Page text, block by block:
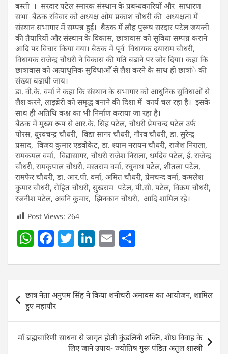
बस्ती । सरदार पटेल स्मारक संस्थान के प्रबन्धकारियों और साधारण
सभा बैठक रविवार को अध्यक्ष ओम प्रकाश चौधरी की अध्यक्षता में
संस्थान सभागार में सम्पन्न हुई। बैठक में लौह पुरूष सरदार पटेल जयन्ती
की तैयारियों और संस्थान के विकास, छात्रावास को सुविधा सम्पन्न कराने
आदि पर विचार किया गया। बैठक में पूर्व विधायक दयाराम चौधरी,
विधायक राजेन्द्र चौधरी ने विकास की गति बढाने पर जोर दिया। कहा कि
छात्रावास को अत्याधुनिक सुविधाओें से लैश करने के साथ ही छात्रांे की
संख्या बढायी जाय।
डा. वी.के. वर्मा ने कहा कि संस्थान के सभागार को आधुनिक सुविधाओं से
लैश करने, लाइब्रेरी को समृद्ध बनाने की दिशा में कार्य चल रहा है। इसके
साथ ही अतिथि कक्ष का भी निर्माण कराया जा रहा है।
बैठक में मुख्य रूप से आर.के. सिंह पटेल, चौधरी प्रेमचन्द पटेल उर्फ
पोरस, धु्रवचन्द्र चौधरी, विद्या सागर चौधरी, गौरव चौधरी, डा. सुरेन्द्र
प्रसाद, विजय कुमार एडवोकेट, डा. श्याम नरायन चौधरी, राजेश निराला,
रामकमल वर्मा, विद्यासागर, चौधरी राजेश निराला, धर्मदेव पटेल, ई. राजेन्द्र
चौधरी, रामकृपाल चौधरी, मस्तराम वर्मा, रघुनाथ पटेल, शीतला पटेल,
रामफेर चौधरी, डा. आर.पी. वर्मा, अमित चौधरी, प्रेमचन्द वर्मा, कमलेश
कुमार चौधरी, रोहित चौधरी, सुखराम पटेल, पी.सी. पटेल, विक्रम चौधरी,
रजनीश पटेल, अवनि कुमार, झिनकान चौधरी, आदि शामिल रहे।
Post Views: 264
W
at
s
A
p
p
F
c
e
b
o
o
T
itt
er
Li
k
e
dI
n
E
ai
l
ar
e
navigation
छात्र नेता अनुपम सिंह ने किया शनीचरी अमावस का आयोजन, शामिल
हुए महापौर
माँ ब्रह्मचारिणी साधना से जागृत होती कुंडलिनी शक्ति, शीघ्र विवाह के
लिए जाने उपाय- ज्योतिष गुरू पंडित अतुल शास्त्री